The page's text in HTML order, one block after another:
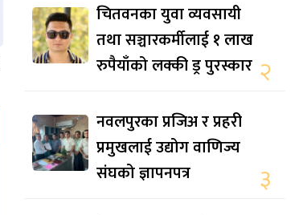
चितवनका युवा व्यवसायी
तथा सञ्चारकर्मीलाई १ लाख
रुपैयाँको लक्की ड्र पुरस्कार २
नवलपुरका प्रजिअ र प्रहरी
प्रमुखलाई उद्योग वाणिज्य
संघको ज्ञापनपत्र
३